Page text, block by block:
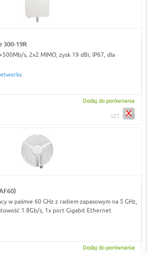
300-19R
s, 2x2 MIMO, zysk 19 dBi, IP67, dla
Dodaj do porównania
szt
w paśmie 60 GHz z radiem zapasowym na 5 GHz,
1.8Gb/s, 1x port Gigabit Ethernet
Dodaj do porównania